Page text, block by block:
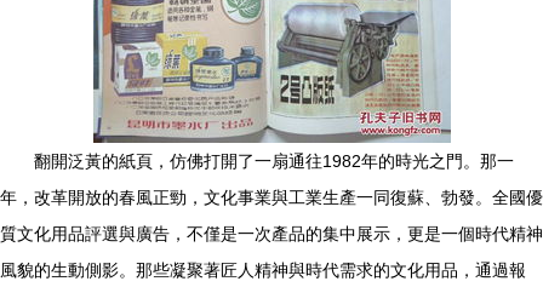
翻開泛黃的紙頁，仿佛打開了一扇通往1982年的時光之門。那一
年，改革開放的春風正勁，文化事業與工業生產一同復蘇、勃發。全國優
質文化用品評選與廣告，不僅是一次產品的集中展示，更是一個時代精神
風貌的生動側影。那些凝聚著匠人精神與時代需求的文化用品，通過報